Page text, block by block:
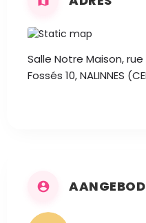
Salle Notre Maison,
Fossés 10, NALINNES